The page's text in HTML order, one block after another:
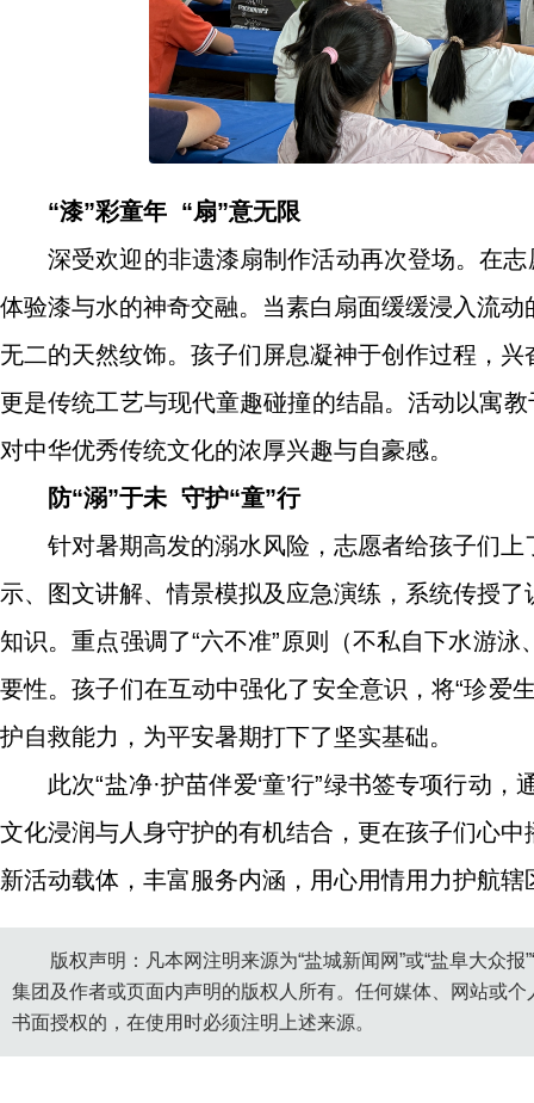
“漆”彩童年 “扇”意无限
深受欢迎的非遗漆扇制作活动再次登场。在
体验漆与水的神奇交融。当素白扇面缓缓浸入流
无二的天然纹饰。孩子们屏息凝神于创作过程，
更是传统工艺与现代童趣碰撞的结晶。活动以寓
对中华优秀传统文化的浓厚兴趣与自豪感。
防“溺”于未 守护“童”行
针对暑期高发的溺水风险，志愿者给孩子们
示、图文讲解、情景模拟及应急演练，系统传授
知识。重点强调了“六不准”原则（不私自下水游
要性。孩子们在互动中强化了安全意识，将“珍爱
护自救能力，为平安暑期打下了坚实基础。
此次“盐净·护苗伴爱‘童’行”绿书签专项行动
文化浸润与人身守护的有机结合，更在孩子们心
新活动载体，丰富服务内涵，用心用情用力护航
版权声明：凡本网注明来源为“盐城新闻网”或“盐阜大众
集团及作者或页面内声明的版权人所有。任何媒体、网站或
书面授权的，在使用时必须注明上述来源。